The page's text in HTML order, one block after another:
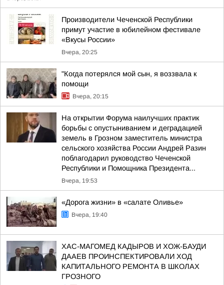
Производители Чеченской Республики
примут участие в юбилейном фестивале
«Вкусы России»
Вчера, 20:25
"Когда потерялся мой сын, я воззвала к
помощи
Вчера, 20:15
На открытии Форума наилучших практик
борьбы с опустыниванием и деградацией
земель в Грозном заместитель министра
сельского хозяйства России Андрей Разин
поблагодарил руководство Чеченской
Республики и Помощника Президента...
Вчера, 19:53
«Дорога жизни» в «салате Оливье»
Вчера, 19:40
ХАС-МАГОМЕД КАДЫРОВ И ХОЖ-БАУДИ
ДААЕВ ПРОИНСПЕКТИРОВАЛИ ХОД
КАПИТАЛЬНОГО РЕМОНТА В ШКОЛАХ
ГРОЗНОГО